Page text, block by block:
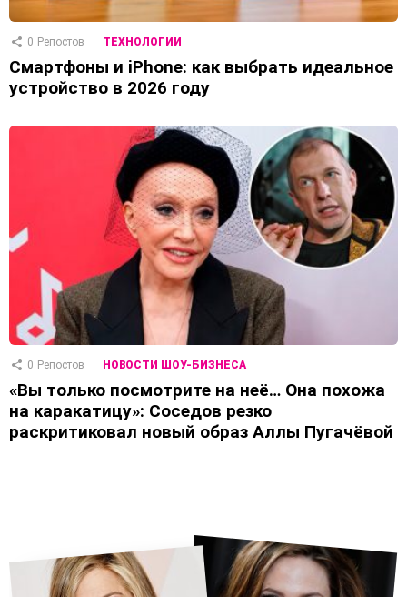
0 Репостов ТЕХНОЛОГИИ
Смартфоны и iPhone: как выбрать идеальное
устройство в 2026 году
0 Репостов НОВОСТИ ШОУ-БИЗНЕСА
«Вы только посмотрите на неё… Она похожа
на каракатицу»: Соседов резко
раскритиковал новый образ Аллы Пугачёвой